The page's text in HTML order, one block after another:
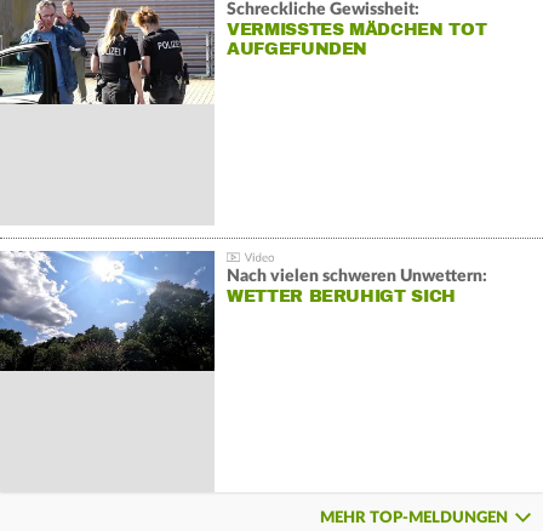
Schreckliche Gewissheit:
VERMISSTES MÄDCHEN TOT
AUFGEFUNDEN
Nach vielen schweren Unwettern:
WETTER BERUHIGT SICH
MEHR TOP-MELDUNGEN